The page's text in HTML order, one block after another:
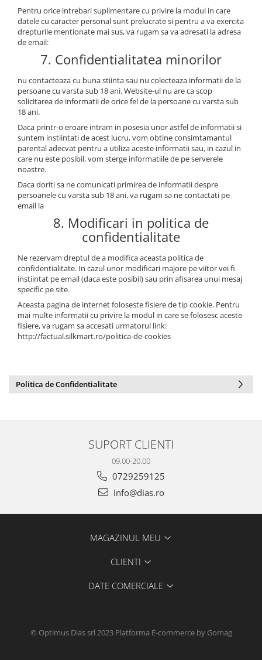
Pentru orice intrebari suplimentare cu privire la modul in care
datele cu caracter personal sunt prelucrate si pentru a va exercita
drepturile mentionate mai sus, va rugam sa va adresati la adresa
de email:
7. Confidentialitatea minorilor
nu contacteaza cu buna stiinta sau nu colecteaza informatii de la
persoane cu varsta sub 18 ani. Website-ul nu are ca scop
solicitarea de informatii de orice fel de la persoane cu varsta sub
18 ani.
Daca printr-o eroare intram in posesia unor astfel de informatii si
suntem instiintati de acest lucru, vom obtine consimtamantul
parental adecvat pentru a utiliza aceste informatii sau, in cazul in
care nu este posibil, vom sterge informatiile de pe serverele
noastre.
Daca doriti sa ne comunicati primirea de informatii despre
persoanele cu varsta sub 18 ani, va rugam sa ne contactati pe
email la
8. Modificari in politica de
confidentialitate
Ne rezervam dreptul de a modifica aceasta politica de
confidentialitate. In cazul unor modificari majore pe viitor vei fi
instiintat pe email (daca este posibil) sau prin afisarea unui mesaj
specific pe site.
Aceasta pagina de internet foloseste fisiere de tip cookie. Pentru
mai multe informatii cu privire la modul in care se folosesc aceste
fisiere, va rugam sa accesati urmatorul link:
http://factual.silkmart.ro/politica-de-cookies
Politica de Confidentialitate
SUPORT CLIENTI
09.00-20.00
0729259125
info@dias.ro
MAGAZINUL MEU
CLIENTI
DATE COMERCIALE
© Optimus Dias srl 2023 Platforma E-commerce by Gomag